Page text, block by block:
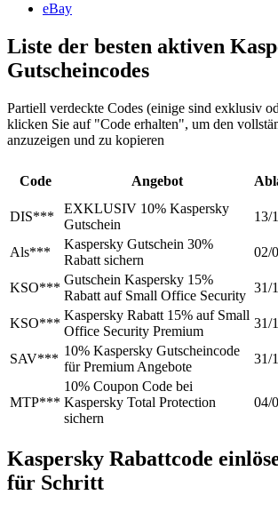
eBay
Liste der besten aktiven
Gutscheincodes
Partiell verdeckte Codes (einige sind exklusiv
klicken Sie auf "Code erhalten", um den
anzuzeigen und zu kopieren
Code Angebot
DIS***
EXKLUSIV 10% Kaspersky
Gutschein
13/
Als***
Kaspersky Gutschein 30%
Rabatt sichern
02/
KSO***
Gutschein Kaspersky 15%
Rabatt auf Small Office Security
31/
KSO***
Kaspersky Rabatt 15% auf Small
Office Security Premium
31/
SAV***
10% Kaspersky Gutscheincode
für Premium Angebote
31/
MTP***
10% Coupon Code bei
Kaspersky Total Protection
sichern
04/
Kaspersky Rabattcode
für Schritt